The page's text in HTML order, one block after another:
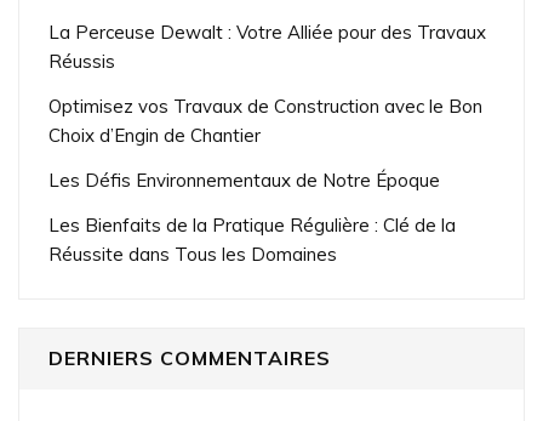
La Perceuse Dewalt : Votre Alliée pour des Travaux
Réussis
Optimisez vos Travaux de Construction avec le Bon
Choix d’Engin de Chantier
Les Défis Environnementaux de Notre Époque
Les Bienfaits de la Pratique Régulière : Clé de la
Réussite dans Tous les Domaines
DERNIERS COMMENTAIRES